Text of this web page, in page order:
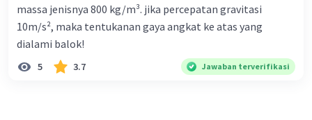
massa jenisnya 800 kg/m³. jika percepatan gravitasi
10m/s², maka tentukanan gaya angkat ke atas yang
dialami balok!
5 3.7 Jawaban terverifikasi